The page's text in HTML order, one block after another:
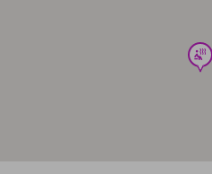
wellness